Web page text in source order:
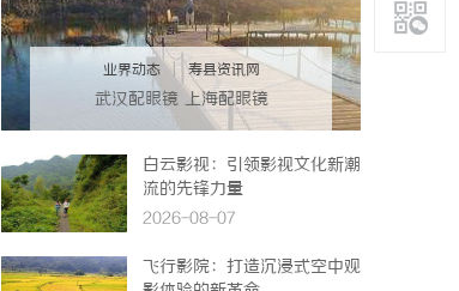
业界动态 | 寿县资讯网
武汉配眼镜 上海配眼镜
白云影视：引领影视文化新潮
流的先锋力量
2026-08-07
飞行影院：打造沉浸式空中观